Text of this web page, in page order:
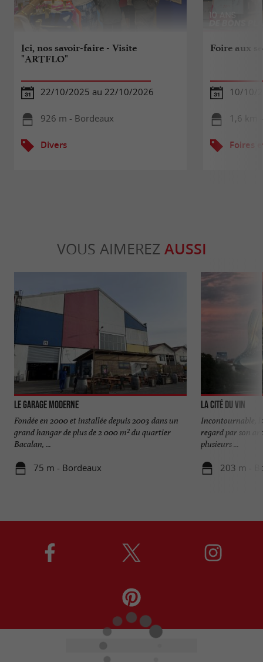
Ici, nos savoir-faire - Visite
"ARTFLO"
22/10/2025 au 22/10/2026
926 m - Bordeaux
Divers
Foire aux
10/10/
1,6 km
Foires
VOUS AIMEREZ AUSSI
Le Garage Moderne
Fondée en 2000 et installée depuis 2003 dans un
grand hangar de plus de 2 000 m² du quartier
Bacalan, ...
75 m - Bordeaux
La Cité du Vin
Incontournable,
regard par son
plusieurs ...
203 m -